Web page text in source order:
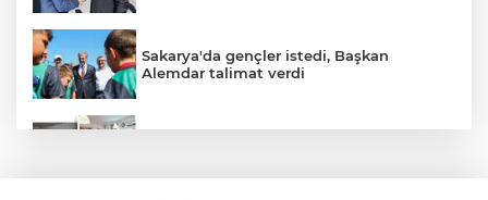
Sakarya'da gençler istedi, Başkan
Alemdar talimat verdi